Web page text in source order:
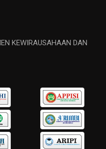
KEWIRAUSAHAAN DAN